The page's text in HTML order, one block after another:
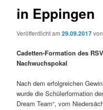
in Eppingen
Veröffentlicht am29.09.2017
Cadetten-Formation des
Nachwuchspokal
Nach dem erfolgreichen
wurde die Schülerformation
Dream Team“, vom